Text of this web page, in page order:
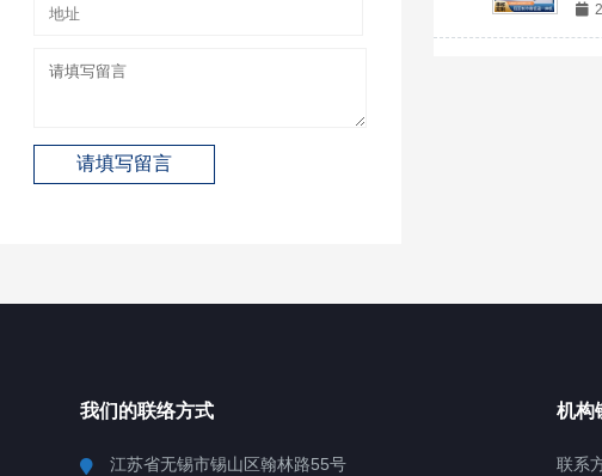
我们的联络方式
江苏省无锡市锡山区翰林路55号
机构
联系